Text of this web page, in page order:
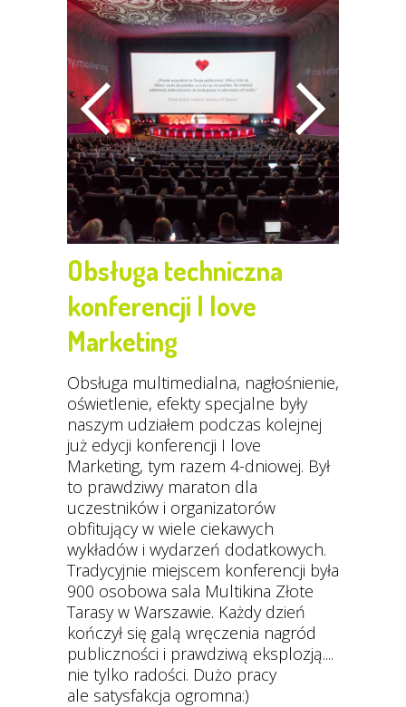
Obsługa techniczna
konferencji I love
Marketing
Obsługa multimedialna, nagłośnienie,
oświetlenie, efekty specjalne były
naszym udziałem podczas kolejnej
już edycji konferencji I love
Marketing, tym razem 4-dniowej. Był
to prawdziwy maraton dla
uczestników i organizatorów
obfitujący w wiele ciekawych
wykładów i wydarzeń dodatkowych.
Tradycyjnie miejscem konferencji była
900 osobowa sala Multikina Złote
Tarasy w Warszawie. Każdy dzień
kończył się galą wręczenia nagród
publiczności i prawdziwą eksplozją....
nie tylko radości. Dużo pracy
ale satysfakcja ogromna:)